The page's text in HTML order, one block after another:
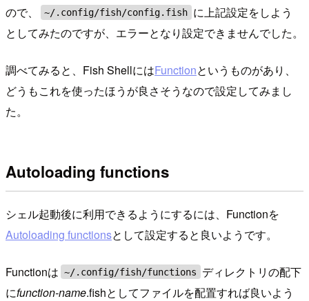
ので、
~/.config/fish/config.fish に上記設定をしよう
としてみたのですが、エラーとなり設定できませんでした。
調べてみると、Fish ShellにはFunctionというものがあり、
どうもこれを使ったほうが良さそうなので設定してみまし
た。
Autoloading functions
シェル起動後に利用できるようにするには、Functionを
Autoloading functionsとして設定すると良いようです。
Functionは ~/.config/fish/functions
ディレクトリの配下
にfunction-name.fishとしてファイルを配置すれば良いよう